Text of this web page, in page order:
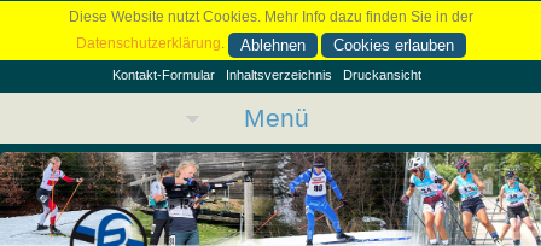
Diese Website nutzt Cookies. Mehr Info dazu finden Sie in der
Datenschutzerklärung. Ablehnen Cookies erlauben
Kontakt-Formular Inhaltsverzeichnis Druckansicht
Menü